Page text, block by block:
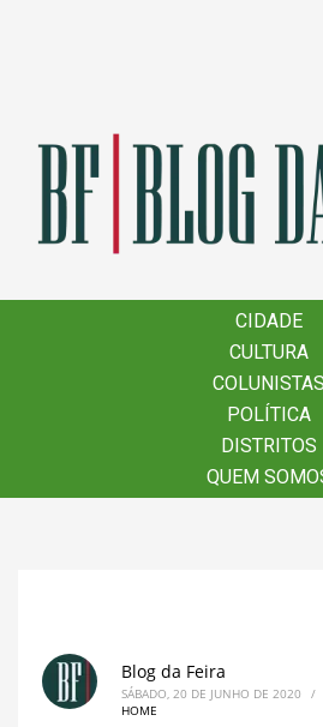
CIDADE
CULTURA
COLUNISTAS
POLÍTICA
DISTRITOS
QUEM
CIDADE
CULTURA
COLUNISTAS
POLÍTICA
DISTRITOS
QUEM
Blog da Feira
SÁBADO, 20 DE JUNHO DE 2020 /
HOME